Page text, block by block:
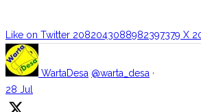
Like on Twitter 2082043088982397379 X
WartaDesa @warta_desa ·
28 Jul